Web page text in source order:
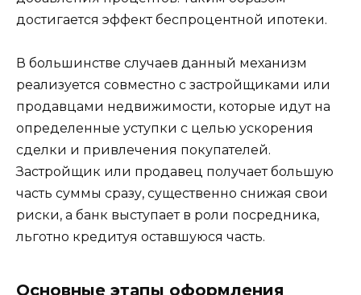
достигается эффект беспроцентной ипотеки.
В большинстве случаев данный механизм
реализуется совместно с застройщиками или
продавцами недвижимости, которые идут на
определенные уступки с целью ускорения
сделки и привлечения покупателей.
Застройщик или продавец получает большую
часть суммы сразу, существенно снижая свои
риски, а банк выступает в роли посредника,
льготно кредитуя оставшуюся часть.
Основные этапы оформления